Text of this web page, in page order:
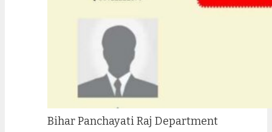
Bihar Panchayati Raj Department